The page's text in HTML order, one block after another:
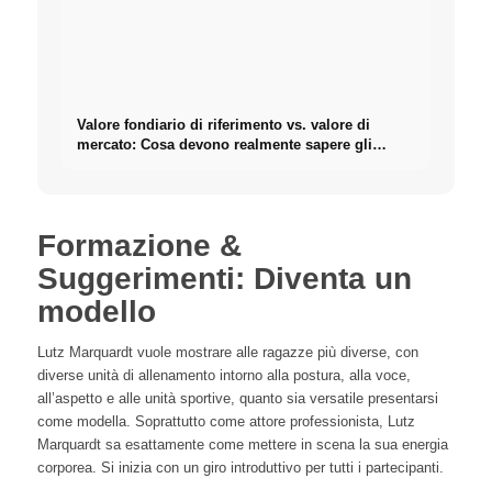
Valore fondiario di riferimento vs. valore di
mercato: Cosa devono realmente sapere gli
Formazione &
Suggerimenti: Diventa un
modello
Lutz Marquardt vuole mostrare alle ragazze più diverse, con
diverse unità di allenamento intorno alla postura, alla voce,
all’aspetto e alle unità sportive, quanto sia versatile presentarsi
come modella. Soprattutto come attore professionista, Lutz
Marquardt sa esattamente come mettere in scena la sua energia
corporea. Si inizia con un giro introduttivo per tutti i partecipanti.